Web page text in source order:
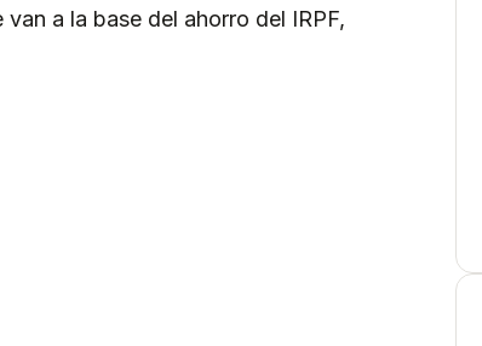
van a la base del ahorro del IRPF,